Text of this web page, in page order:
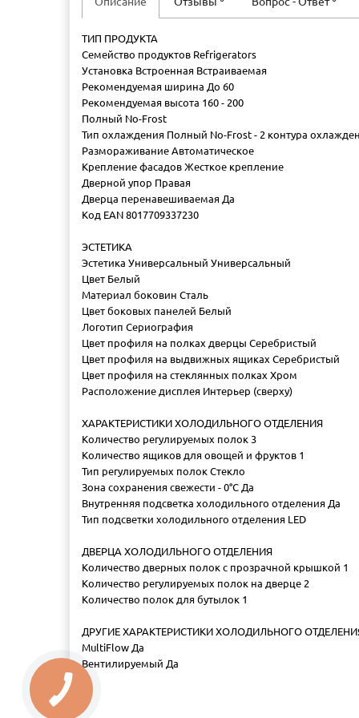
ТИП ПРОДУКТА
Семейство продуктов Refrigerators
Установка Встроенная Встраиваемая
Рекомендуемая ширина До 60
Рекомендуемая высота 160 - 200
Полный No-Frost
Тип охлаждения Полный No-Frost - 2 контура
Размораживание Автоматическое
Крепление фасадов Жесткое крепление
Дверной упор Правая
Дверца перенавешиваемая Да
Код EAN 8017709337230
ЭСТЕТИКА
Эстетика Универсальный Универсальный
Цвет Белый
Материал боковин Сталь
Цвет боковых панелей Белый
Логотип Сериография
Цвет профиля на полках дверцы Серебристый
Цвет профиля на выдвижных ящиках Серебристый
Цвет профиля на стеклянных полках Хром
Расположение дисплея Интерьер (сверху)
ХАРАКТЕРИСТИКИ ХОЛОДИЛЬНОГО ОТДЕЛЕНИЯ
Количество регулируемых полок 3
Количество ящиков для овощей и фруктов 1
Тип регулируемых полок Стекло
Зона сохранения свежести - 0°C Да
Внутренняя подсветка холодильного отделения Да
Тип подсветки холодильного отделения LED
ДВЕРЦА ХОЛОДИЛЬНОГО ОТДЕЛЕНИЯ
Количество дверных полок с прозрачной крышкой 1
Количество регулируемых полок на дверце 2
Количество полок для бутылок 1
ДРУГИЕ ХАРАКТЕРИСТИКИ ХОЛОДИЛЬНОГО
MultiFlow Да
Вентилируемый Да